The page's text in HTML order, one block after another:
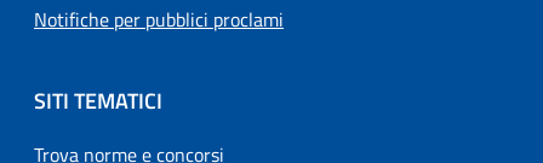
Notifiche per pubblici proclami
SITI TEMATICI
Trova norme e concorsi